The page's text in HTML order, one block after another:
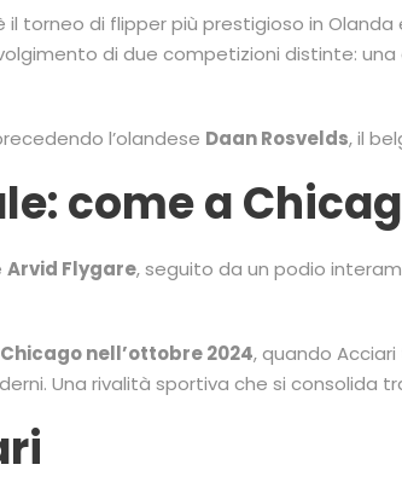
il torneo di flipper più prestigioso in
di due competizioni distinte:
l’olandese Daan Rosvelds, il
come a
Arvid Flygare, seguito da un podio
Chicago nell’ottobre 2024, quando
Una rivalità sportiva che si consolida